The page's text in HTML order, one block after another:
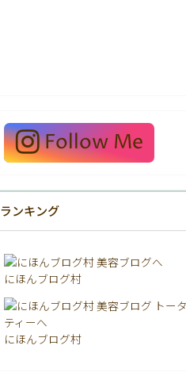
Follow Me
ランキング
にほんブログ村
にほんブログ村